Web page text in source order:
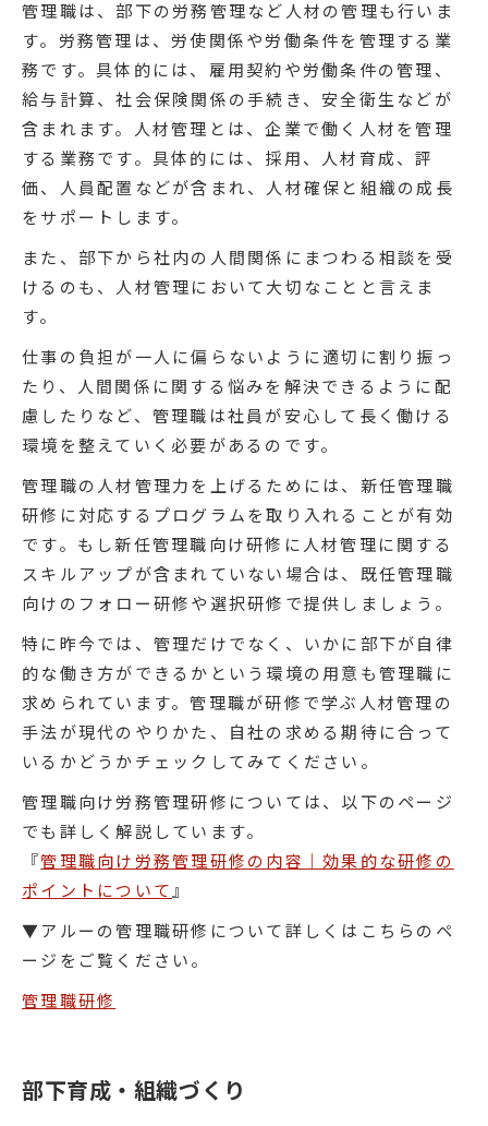
管理職は、部下の労務管理など人材の管理も行いま
す。労務管理は、労使関係や労働条件を管理する業
務です。具体的には、雇用契約や労働条件の管理、
給与計算、社会保険関係の手続き、安全衛生などが
含まれます。人材管理とは、企業で働く人材を管理
する業務です。具体的には、採用、人材育成、評
価、人員配置などが含まれ、人材確保と組織の成長
をサポートします。
また、部下から社内の人間関係にまつわる相談を受
けるのも、人材管理において大切なことと言えま
す。
仕事の負担が一人に偏らないように適切に割り振っ
たり、人間関係に関する悩みを解決できるように配
慮したりなど、管理職は社員が安心して長く働ける
環境を整えていく必要があるのです。
管理職の人材管理力を上げるためには、新任管理職
研修に対応するプログラムを取り入れることが有効
です。もし新任管理職向け研修に人材管理に関する
スキルアップが含まれていない場合は、既任管理職
向けのフォロー研修や選択研修で提供しましょう。
特に昨今では、管理だけでなく、いかに部下が自律
的な働き方ができるかという環境の用意も管理職に
求められています。管理職が研修で学ぶ人材管理の
手法が現代のやりかた、自社の求める期待に合って
いるかどうかチェックしてみてください。
管理職向け労務管理研修については、以下のページ
でも詳しく解説しています。
『管理職向け労務管理研修の内容｜効果的な研修の
ポイントについて 』
▼アルーの管理職研修について詳しくはこちらのペ
ージをご覧ください。
管理職研修
部下育成・組織づくり